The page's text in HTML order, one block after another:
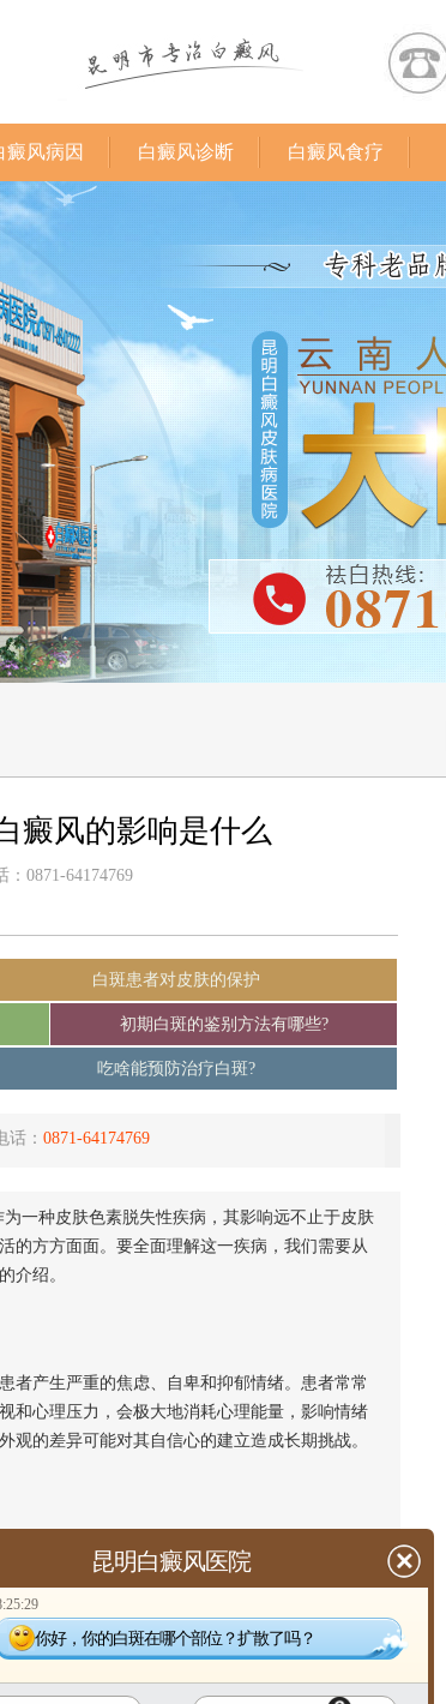
癜风病因 白癜风诊断 白癜风食疗
癜风的影响是什么
0871-64174769
白斑患者对皮肤的保护
初期白斑的鉴别方法有哪些?
吃啥能预防治疗白斑?
话： 0871-64174769
一种皮肤色素脱失性疾病，其影响远不止于皮肤
的方方面面。要全面理解这一疾病，我们需要从
的介绍。
产生严重的焦虑、自卑和抑郁情绪。患者常常
和心理压力，会极大地消耗心理能量，影响情绪
的差异可能对其自信心的建立造成长期挑战。
意识地回避需要暴露皮肤的场合，如游泳、健
不足，患者可能遭遇误解、好奇的打量甚至是
人际关系变得紧张，让患者感到孤独。
昆明白癜风医院
你好，你的白斑在哪个部位？扩散了吗？